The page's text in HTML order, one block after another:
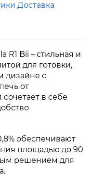
Доставка
R1 Bii – стильная и
для готовки,
дизайне с
от
в себе
обеспечивают
площадью до 90
решением для